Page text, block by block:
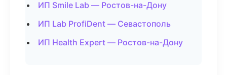
ИП Smile Lab — Ростов-на-Дону
ИП Lab ProfiDent — Севастополь
ИП Health Expert — Ростов-на-Дону